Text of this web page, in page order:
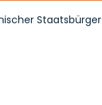
Staatsbürger